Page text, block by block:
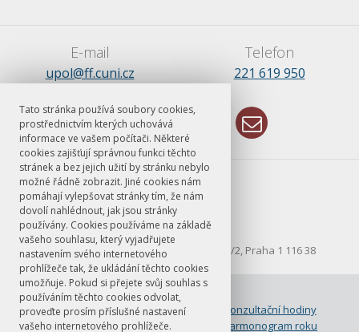
Tato stránka používá soubory cookies,
prostřednictvím kterých uchovává
informace ve vašem počítači. Některé
cookies zajišťují správnou funkci těchto
stránek a bez jejich užití by stránku nebylo
možné řádně zobrazit. Jiné cookies nám
pomáhají vylepšovat stránky tím, že nám
dovolí nahlédnout, jak jsou stránky
používány. Cookies používáme na základě
vašeho souhlasu, který vyjadřujete
nastavením svého internetového
prohlížeče tak, že ukládání těchto cookies
umožňuje. Pokud si přejete svůj souhlas s
používáním těchto cookies odvolat,
proveďte prosím příslušné nastavení
vašeho internetového prohlížeče.
E-mail
upol@ff.cuni.cz
Telefon
221 619 950
Voršilská 1, 116 43, Praha 1
Korespondenční adresa nám. Jana Palacha 1/2, Praha 1 116 38
© FF UK 2026
O ústavu
Konzultační hodiny
Rozvrh
Harmonogram roku